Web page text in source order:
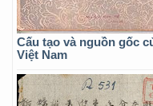
Cấu tạo và nguồn gốc
Việt Nam